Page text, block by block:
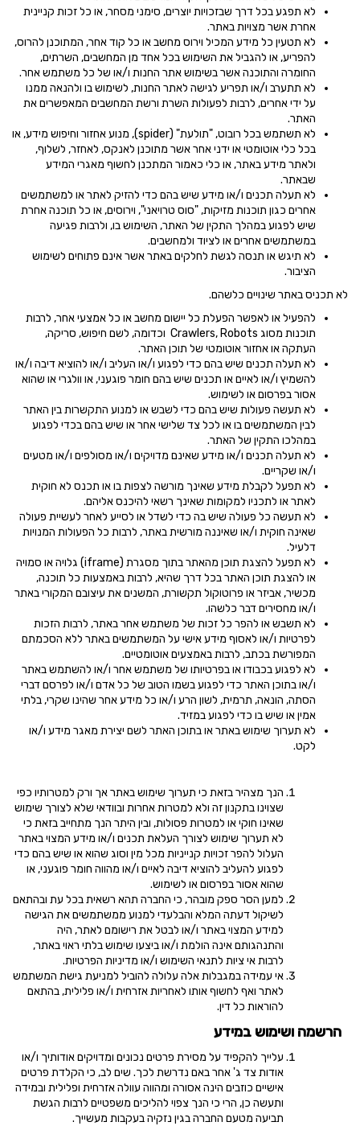
לא תפגע בכל דרך שבזכויות יוצרים, סימני מסחר, או כל זכות קניינית
אחרת אשר מצויות באתר.
לא תטעין כל מידע המכיל וירוס מחשב או כל קוד אחר, המתוכנן להרוס,
להפריע, או להגביל את השימוש בכל אחד מן המחשבים, השרתים,
החומרה והתוכנה אשר בשימוש אתר החנות ו/או של כל משתמש אחר.
לא תתערב ו/או תפריע לגישה לאתר החנות, לשימוש בו ולהנאה ממנו
על ידי אחרים, לרבות לפעולות השרת ורשת המחשבים המאפשרים את
האתר.
לא תשתמש בכל רובוט, "תולעת" (spider), מנוע אחזור וחיפוש מידע, או
בכל כלי אוטומטי או ידני אחר אשר מתוכנן לאנקס, לאחזר, לשלוף,
ולאתר מידע באתר, או כלי כאמור המתכנן לחשוף מאגרי המידע
שבאתר.
לא תעלה תכנים ו/או מידע שיש בהם כדי להזיק לאתר או למשתמשים
אחרים כגון תוכנות מזיקות, "סוס טרויאני", וירוסים, או כל תוכנה אחרת
שיש לפגוע במהלך התקין של האתר, השימוש בו, ולרבות פגיעה
במשתמשים אחרים או לציוד ולמחשבים.
לא תיגש או תנסה לגשת לחלקים באתר אשר אינם פתוחים לשימוש
הציבור.
לא תכניס באתר שינויים כלשהם.
להפעיל או לאפשר הפעלת כל יישום מחשב או כל אמצעי אחר, לרבות
תוכנות מסוג Crawlers, Robots וכדומה, לשם חיפוש, סריקה,
העתקה או אחזור אוטומטי של תוכן האתר.
לא תעלה תכנים שיש בהם כדי לפגוע ו/או העליב ו/או להוציא דיבה ו/או
להשמיץ ו/או לאיים או תכנים שיש בהם חומר פוגעני, או וולגרי או שהוא
אסור בפרסום או לשימוש.
לא תעשה פעולות שיש בהם כדי לשבש או למנוע התקשרות בין האתר
לבין המשתמשים בו או לכל צד שלישי אחר או שיש בהם בכדי לפגוע
במהלכו התקין של האתר.
לא תעלה תכנים ו/או מידע שאינם מדויקים ו/או מסולפים ו/או מטעים
ו/או שקריים.
לא תפעל לקבלת מידע שאינך מורשה לצפות בו או תכנס לא חוקית
לאתר או לתכניו למקומות שאינך רשאי להיכנס אליהם.
לא תעשה כל פעולה שיש בה כדי לשדל או לסייע לאחר לעשיית פעולה
שאינה חוקית ו/או שאיננה מורשית באתר, לרבות כל הפעולות המנויות
דלעיל.
לא תפעל להצגת תוכן מהאתר בתוך מסגרת (iframe) גלויה או סמויה
או להצגת תוכן האתר בכל דרך שהיא, לרבות באמצעות כל תוכנה,
מכשיר, אביזר או פרוטוקול תקשורת, המשנים את עיצובם המקורי באתר
ו/או מחסירים דבר כלשהו.
לא תשבש או להפר כל זכות של משתמש אחר באתר, לרבות הזכות
לפרטיות ו/או לאסוף מידע אישי על המשתמשים באתר ללא הסכמתם
המפורשת בכתב, לרבות באמצעים אוטומטיים.
לא לפגוע בכבודו או בפרטיותו של משתמש אחר ו/או להשתמש באתר
ו/או בתוכן האתר כדי לפגוע בשמו הטוב של כל אדם ו/או לפרסם דברי
הסתה, הונאה, תרמית, לשון הרע ו/או כל מידע אחר שהינו שקרי, בלתי
אמין או שיש בו כדי לפגוע במזיד.
לא תערוך שימוש באתר או בתוכן האתר לשם יצירת מאגר מידע ו/או
לקט.
הנך מצהיר בזאת כי תערוך שימוש באתר אך ורק למטרותיו כפי
שצוינו בתקנון זה ולא למטרות אחרות ובוודאי שלא לצורך שימוש
שאינו חוקי או למטרות פסולות, ובין היתר הנך מתחייב בזאת כי
לא תערוך שימוש לצורך העלאת תכנים ו/או מידע המצוי באתר
העלול להפר זכויות קנייניות מכל מין וסוג שהוא או שיש בהם כדי
לפגוע להעליב להוציא דיבה לאיים ו/או מהווה חומר פוגעני, או
שהוא אסור בפרסום או לשימוש.
למען הסר ספק מובהר, כי החברה תהא רשאית בכל עת ובהתאם
לשיקול דעתה המלא והבלעדי למנוע ממשתמשים את הגישה
למידע המצוי באתר ו/או לבטל את רישומם לאתר, היה
והתנהגותם אינה הולמת ו/או ביצעו שימוש בלתי ראוי באתר,
לרבות אי ציות לתנאי השימוש ו/או מדיניות הפרטיות.
אי עמידה במגבלות אלה עלולה להוביל למניעת גישת המשתמש
לאתר ואף לחשוף אותו לאחריות אזרחית ו/או פלילית, בהתאם
להוראות כל דין.
הרשמה ושימוש במידע
עלייך להקפיד על מסירת פרטים נכונים ומדויקים אודותיך ו/או
אודות צד ג' אחר באם נדרשת לכך. שים לב, כי הקלדת פרטים
אישיים כוזבים הינה אסורה ומהווה עוולה אזרחית ופלילית ובמידה
ותעשה כן, הרי כי הנך צפוי להליכים משפטיים לרבות הגשת
תביעה מטעם החברה בגין נזקיה בעקבות מעשייך.